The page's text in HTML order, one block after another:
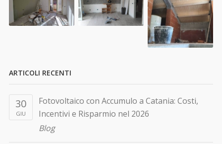
ARTICOLI RECENTI
30
GIU
Fotovoltaico con Accumulo a Catania: Costi,
Incentivi e Risparmio nel 2026
Blog